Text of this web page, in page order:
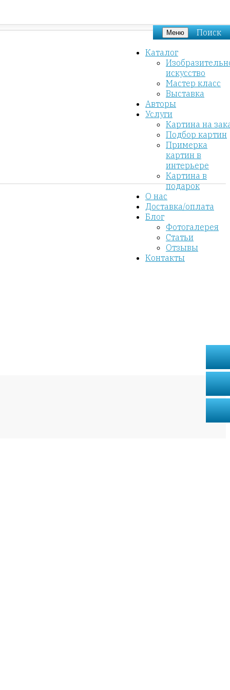
Меню
Поиск
Каталог
искусство
Мастер класс
Выставка
Авторы
Услуги
Картина на
Подбор картин
Примерка
картин в
интерьере
Картина в
подарок
О нас
Доставка/оплата
Блог
Фотогалерея
Статьи
Отзывы
Контакты